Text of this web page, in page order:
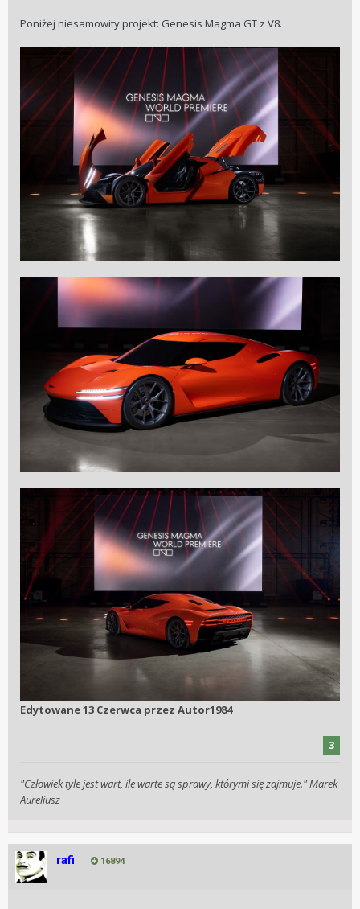
Poniżej niesamowity projekt: Genesis Magma GT z V8.
Edytowane13 Czerwca przez Autor1984
3
"Człowiek tyle jest wart, ile warte są sprawy, którymi się zajmuje." Marek
Aureliusz
rafi 16894